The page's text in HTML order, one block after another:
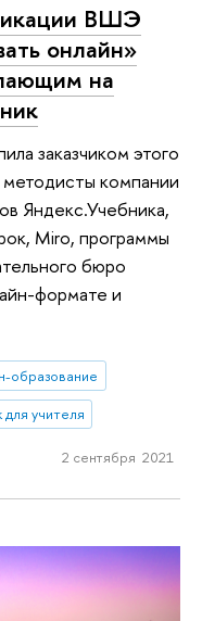
ВШЭ
онлайн»
на
заказчиком этого
методисты компании
Яндекс.Учебника,
Miro, программы
бюро
формате и
образование
для учителя
2 сентября 2021